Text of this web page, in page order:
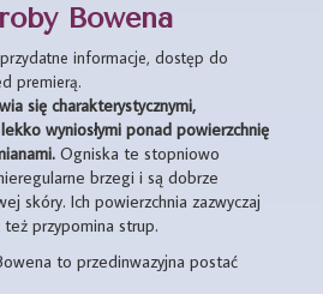
Bowena
informacje, dostęp do
premierą.
się charakterystycznymi,
wyniosłymi ponad powierzchnię
Ogniska te stopniowo
brzegi i są dobrze
skóry. Ich powierzchnia zazwyczaj
też przypomina strup.
to przedinwazyjna postać